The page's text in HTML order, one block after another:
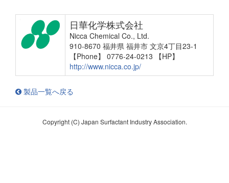
日華化学株式会社
Nicca Chemical Co., Ltd.
910-8670 福井県 福井市 文京4丁目23-1
【Phone】 0776-24-0213
【HP】
http://www.nicca.co.jp/
製品一覧へ戻る
Copyright (C) Japan Surfactant Industry Association.